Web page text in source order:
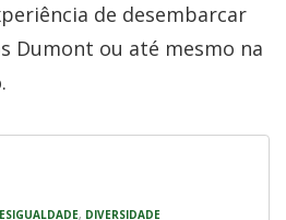
de desembarcar
Dumont ou até mesmo na
, DIVERSIDADE